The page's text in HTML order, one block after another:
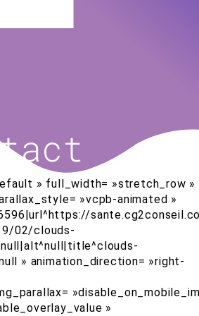
» full_width= »stretch_row »
»vcpb-animated »
02/clouds-
» animation_direction= »right-
»